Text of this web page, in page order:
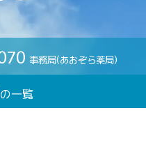
事務局(あおぞら薬局)
の一覧